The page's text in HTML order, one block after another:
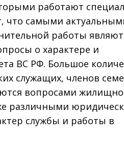
работают
что самыми
работы
о характере и
ВС РФ. Большое
служащих, членов
вопросами
различными
службы и работы в